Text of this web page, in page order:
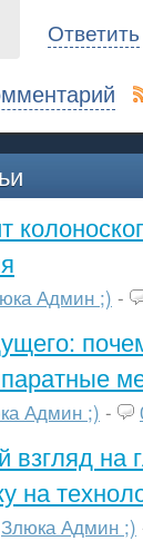
Ответить
Админ ;) -
Админ ;) -
на
на
Злюка Админ ;)